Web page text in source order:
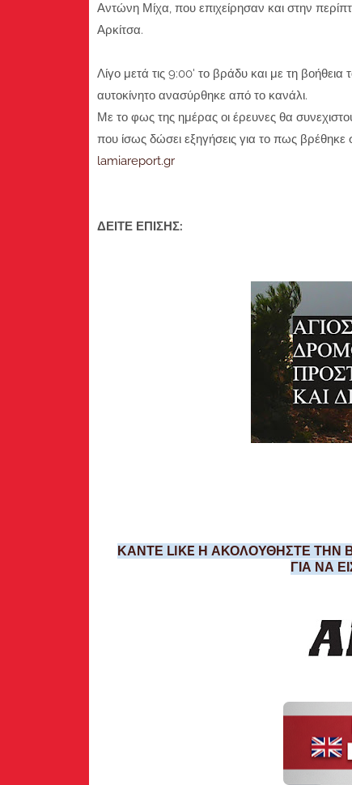
Αντώνη Μίχα, που επιχείρησαν και στην
Αρκίτσα.
Λίγο μετά τις 9:00' το βράδυ και με τη
αυτοκίνητο ανασύρθηκε από το κανάλι.
Με το φως της ημέρας οι έρευνες θα
που ίσως δώσει εξηγήσεις για το πως βρέθηκε
lamiareport.gr
ΔΕΙΤΕ ΕΠΙΣΗΣ:
ΚΑΝΤΕ LIKE Η ΑΚΟΛΟΥΘΗΣΤΕ ΤΗΝ
ΓΙΑ ΝΑ